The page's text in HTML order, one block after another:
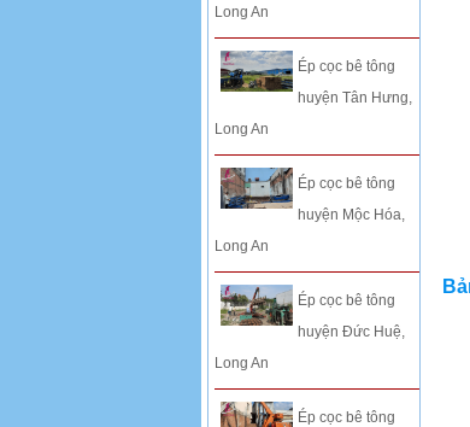
Long An
Ép cọc bê tông
huyện Tân Hưng,
Long An
Ép cọc bê tông
huyện Mộc Hóa,
Long An
Ép cọc bê tông
huyện Đức Huệ,
Long An
Ép cọc bê tông